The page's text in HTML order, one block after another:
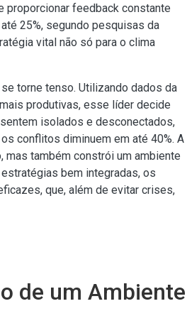
proporcionar feedback constante
25%, segundo pesquisas da
vital não só para o clima
torne tenso. Utilizando dados da
produtivas, esse líder decide
isolados e desconectados,
conflitos diminuem em até 40%. A
mas também constrói um ambiente
bem integradas, os
que, além de evitar crises,
de um Ambiente